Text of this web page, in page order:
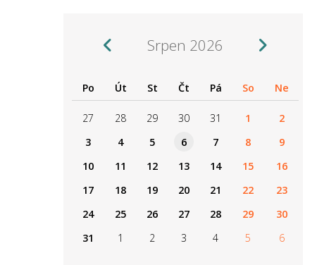
Srpen 2026
Po Út St Čt Pá So Ne
27 28 29 30 31 1
2
3
4 5 6 7 8
9
10
11 12 13 14 15
16
17
18 19 20 21 22
23
24
25 26 27 28 29
30
31
1 2 3 4 5 6